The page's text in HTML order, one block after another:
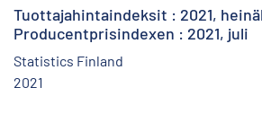
Tuottajahintaindeksit : 2021,
Producentprisindexen : 2021, juli
Statistics Finland
2021